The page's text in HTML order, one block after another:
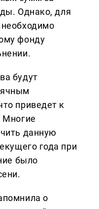
Однако, для
фонду
будут
приведет к
Многие
данную
года при
было
о